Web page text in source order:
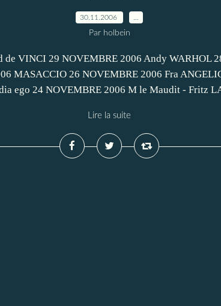
30.11.2006
Par holbein
de VINCI 29 NOVEMBRE 2006 Andy WARHOL
MASACCIO 26 NOVEMBRE 2006 Fra
ego 24 NOVEMBRE 2006 M le Maudit - Fritz
Lire la suite